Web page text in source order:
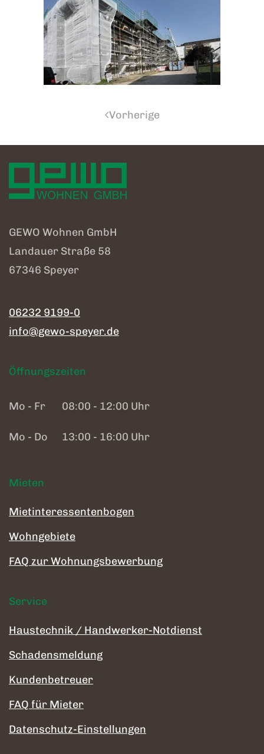
Vorherige
GEWO Wohnen GmbH
Landauer Straße 58
67346 Speyer
06232 9199-0
info@gewo-speyer.de
Öffnungszeiten
Mo - Fr 08:00 - 12:00 Uhr
Mo - Do 13:00 - 16:00 Uhr
Mieten
Mietinteressentenbogen
Wohngebiete
FAQ zur Wohnungsbewerbung
Service
Haustechnik / Handwerker-Notdienst
Schadensmeldung
Kundenbetreuer
FAQ für Mieter
Datenschutz-Einstellungen